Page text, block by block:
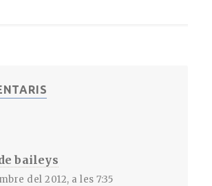
baileys
del 2012, a les 7:35